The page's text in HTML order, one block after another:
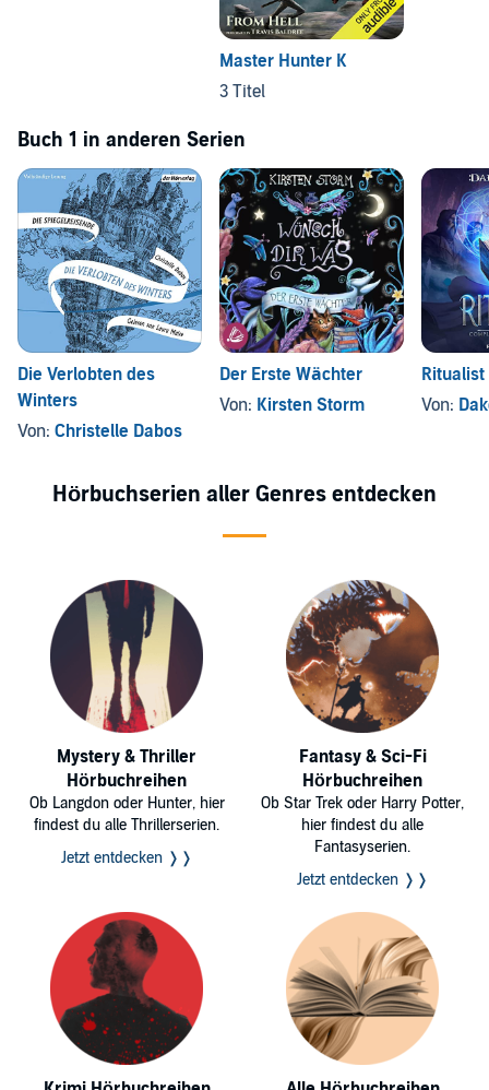
Master Hunter K
3 Titel
Buch 1 in anderen Serien
Die Verlobten des
Winters
Von: Christelle Dabos
Der Erste Wächter
Von: Kirsten Storm
Ritualist
Von:
Hörbuchserien aller Genres entdecken
Mystery & Thriller
Hörbuchreihen
Ob Langdon oder Hunter, hier
findest du alle Thrillerserien.
Jetzt entdecken ❭❭
Fantasy & Sci-Fi
Hörbuchreihen
Ob Star Trek oder Harry Potter,
hier findest du alle
Fantasyserien.
Jetzt entdecken ❭❭